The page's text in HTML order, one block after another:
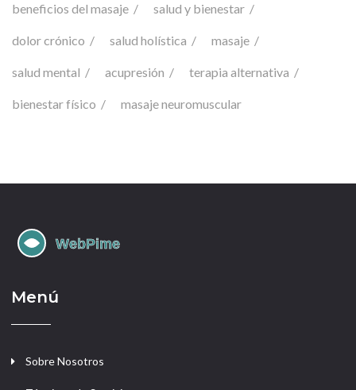
beneficios del masaje salud y bienestar
dolor crónico salud holística masaje
salud mental acupresión terapia alternativa
bienestar físico masaje neuromuscular
Menú
Sobre Nosotros